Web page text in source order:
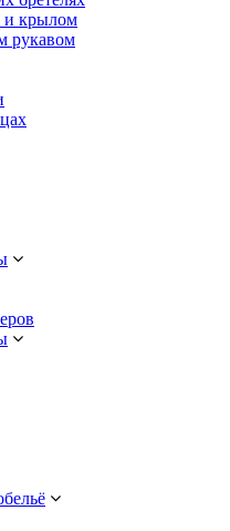
и крылом
рукавом